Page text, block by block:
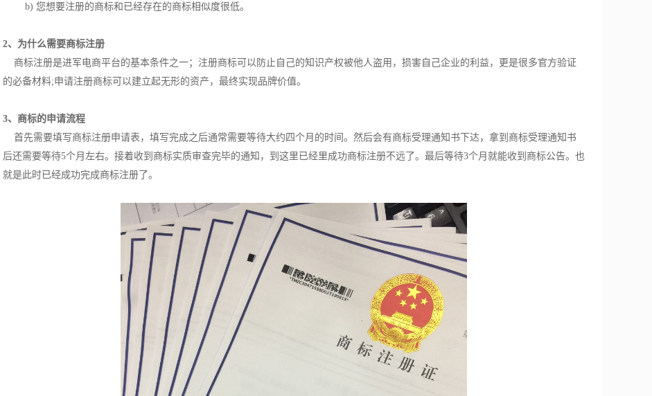
b) 您想要注册的商标和已经存在的商标相似度很低。
2、为什么需要商标注册
商标注册是进军电商平台的基本条件之一；注册商标可以防止自己的知识产权被他人盗用，损害自己企业的利益，更是很多官方验证
的必备材料;申请注册商标可以建立起无形的资产，最终实现品牌价值。
3、商标的申请流程
首先需要填写商标注册申请表，填写完成之后通常需要等待大约四个月的时间。然后会有商标受理通知书下达，拿到商标受理通知书
后还需要等待5个月左右。接着收到商标实质审查完毕的通知，到这里已经里成功商标注册不远了。最后等待3个月就能收到商标公告。也
就是此时已经成功完成商标注册了。